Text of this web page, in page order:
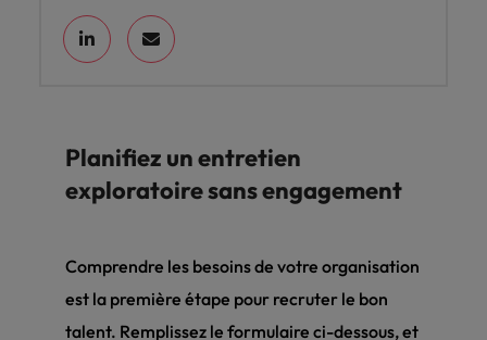
Planifiez un entretien
exploratoire sans engagement
Comprendre les besoins de votre organisation
est la première étape pour recruter le bon
talent. Remplissez le formulaire ci-dessous, et